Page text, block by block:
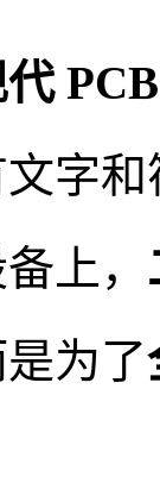
字
上，
为了